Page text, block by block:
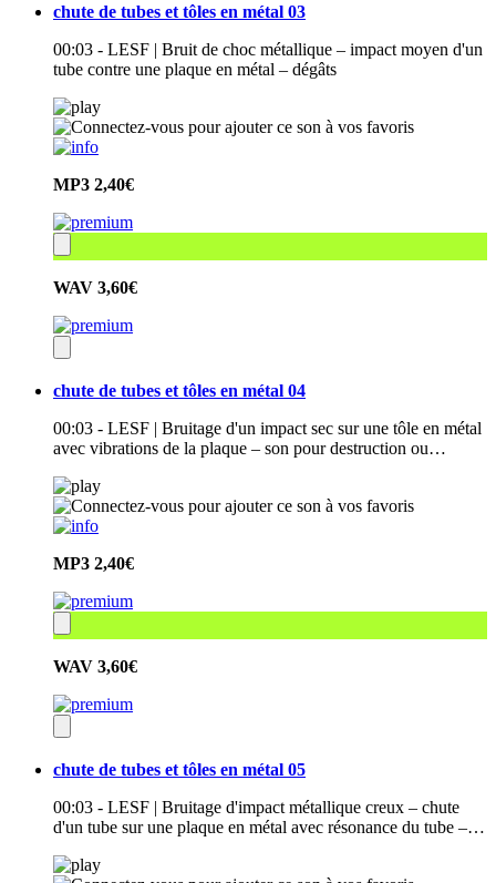
chute de tubes et tôles en métal 03
00:03 - LESF | Bruit de choc métallique – impact moyen d'un
tube contre une plaque en métal – dégâts
MP3 2,40€
WAV 3,60€
chute de tubes et tôles en métal 04
00:03 - LESF | Bruitage d'un impact sec sur une tôle en métal
avec vibrations de la plaque – son pour destruction ou…
MP3 2,40€
WAV 3,60€
chute de tubes et tôles en métal 05
00:03 - LESF | Bruitage d'impact métallique creux – chute
d'un tube sur une plaque en métal avec résonance du tube –…